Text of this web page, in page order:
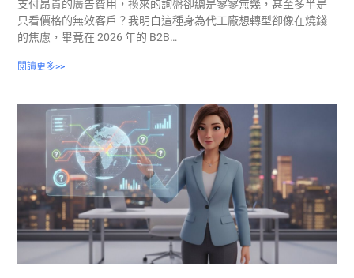
支付昂貴的廣告費用，換來的詢盤卻總是寥寥無幾，甚至多半是
只看價格的無效客戶？我明白這種身為代工廠想轉型卻像在燒錢
的焦慮，畢竟在 2026 年的 B2B…
閱讀更多>>